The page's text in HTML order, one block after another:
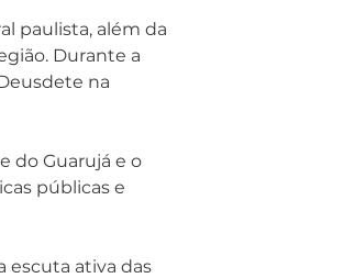
paulista, além da
Durante a
na
do Guarujá e o
públicas e
escuta ativa das